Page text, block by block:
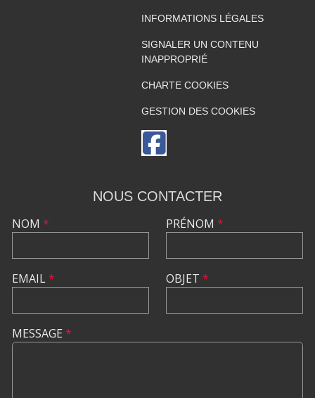
INFORMATIONS LÉGALES
SIGNALER UN CONTENU
INAPPROPRIÉ
CHARTE COOKIES
GESTION DES COOKIES
NOUS CONTACTER
NOM *
EMAIL*
PRÉNOM *
OBJET *
MESSAGE *